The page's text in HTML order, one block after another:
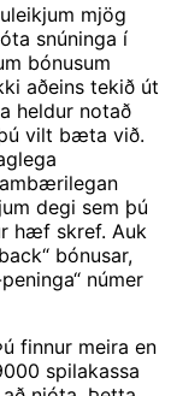
mjög
snúninga í
bónusum
aðeins tekið út
heldur notað
vilt bæta við.
degi sem þú
hæf skref. Auk
bónusar,
númer
finnur meira en
spilakassa